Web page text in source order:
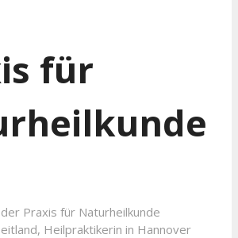
für
Praxis für Naturheilkunde
Heilpraktikerin in Hannover